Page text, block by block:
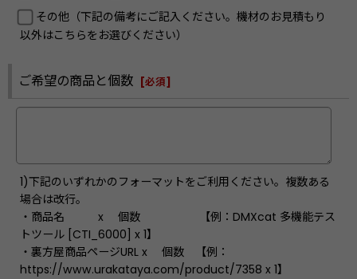
その他（下記の備考にご記入ください。機材のお見積もり
以外はこちらをお選びください）
ご希望の商品と個数 [必須]
1)下記のいずれかのフォーマットをご利用ください。複数ある
場合は改行。
・商品名 x 個数 【例：DMXcat 多機能テス
トツール [CTI_6000] x 1】
・裏方屋商品ページURL x 個数 【例：
https://www.urakataya.com/product/7358 x 1】